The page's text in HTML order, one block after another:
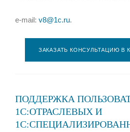
e-mail: v8@1c.ru.
ЗАКАЗАТЬ КОНСУЛЬТАЦИЮ В
ПОДДЕРЖКА
1С:ОТРАСЛЕВЫХ И